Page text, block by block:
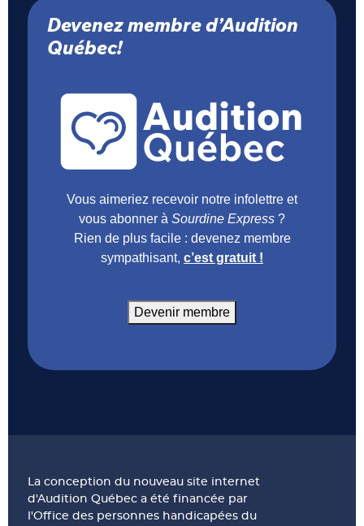
Devenez membre d’Audition
Québec!
Vous aimeriez recevoir notre infolettre et
vous abonner à Sourdine Express ?
Rien de plus facile : devenez membre
sympathisant, c’est gratuit !
Devenir membre
La conception du nouveau site internet
d'Audition Québec a été financée par
l'Office des personnes handicapées du